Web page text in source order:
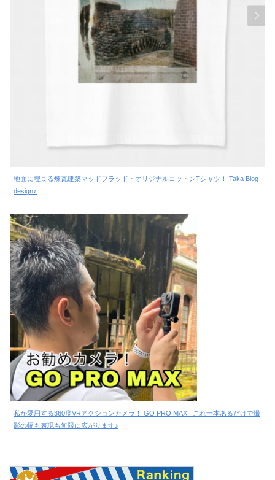
地面に埋まる煉瓦建築マッドフラッド・オリジナルコットンTシャツ！ Taka Blog
design♪
私が愛用する360度VRアクションカメラ！ GO PRO MAX !!これ一本あるだけで撮
影の幅も表現も無限に広がります♪